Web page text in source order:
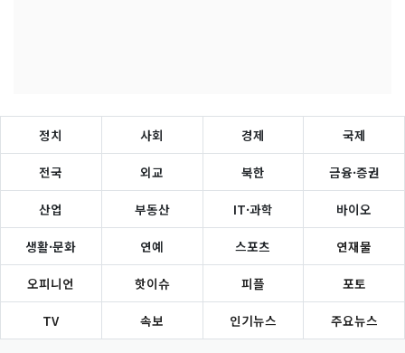
정치 사회 경제 국제
전국 외교 북한 금융·증권
산업 부동산 IT·과학 바이오
생활·문화 연예 스포츠 연재물
오피니언 핫이슈 피플 포토
TV 속보 인기뉴스 주요뉴스